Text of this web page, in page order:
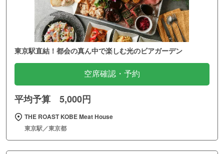
東京駅直結！都会の真ん中で楽しむ光のビアガーデン
空席確認・予約
平均予算 5,000円
THE ROAST KOBE Meat House
東京駅／東京都